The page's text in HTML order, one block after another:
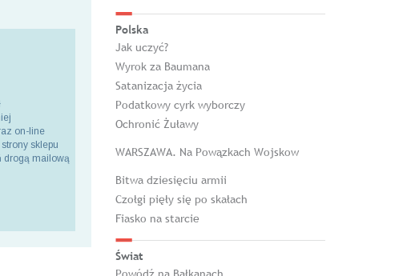
on-line
sklepu
drogą mailową
Polska
Jak uczyć?
Wyrok za Baumana
Satanizacja życia
Podatkowy cyrk wyborczy
Ochronić Żuławy
WARSZAWA. Na Powązkach Wojskow
Bitwa dziesięciu armii
Czołgi pięły się po skałach
Fiasko na starcie
Świat